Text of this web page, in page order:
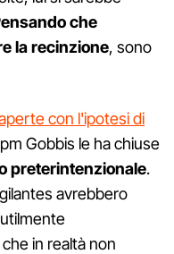
che
la recinzione, sono
con l'ipotesi di
Gobbis le ha chiuse
preterintenzionale.
avrebbero
in realtà non